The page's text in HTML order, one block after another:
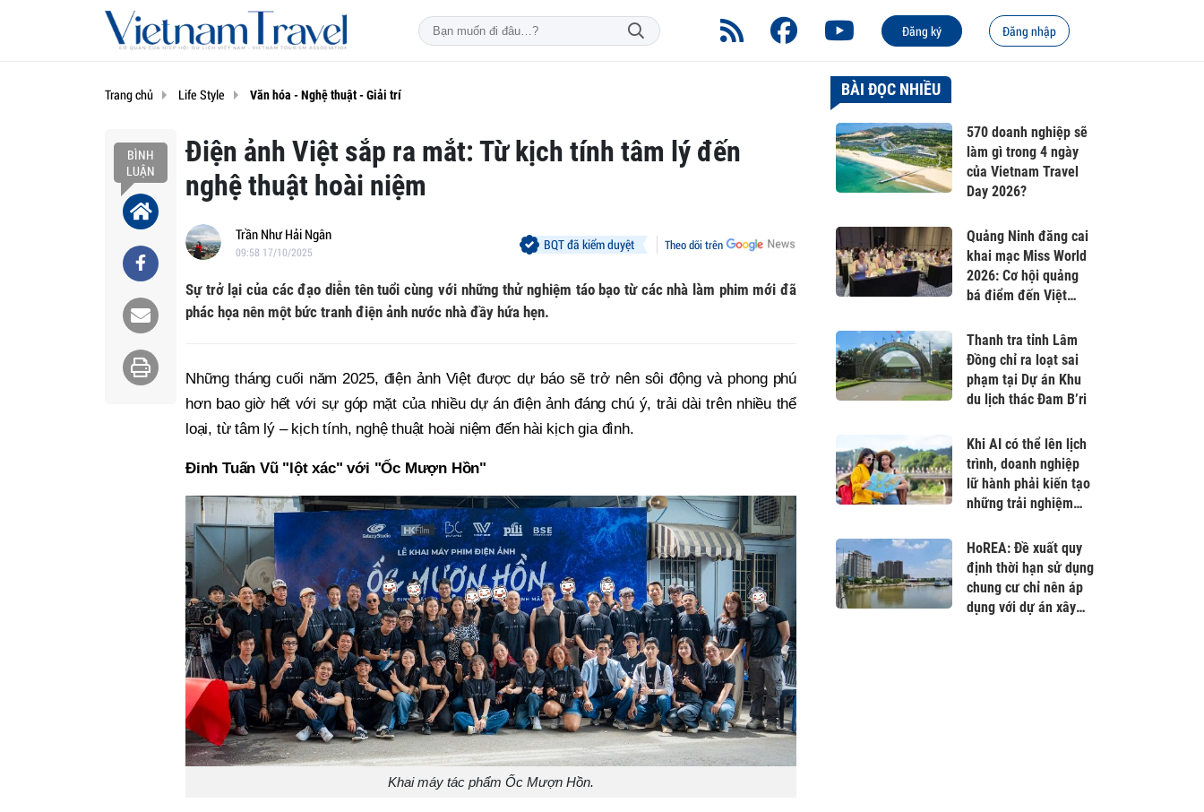
Đăng ký Đăng nhập
Trang chủ Life Style Văn hóa - Nghệ thuật - Giải trí
BÌNH
LUẬN
Điện ảnh Việt sắp ra mắt: Từ kịch tính tâm lý đến
nghệ thuật hoài niệm
Trần Như Hải Ngân
09:58 17/10/2025 Theo dõi trên
BQT đã kiểm duyệt
Sự trở lại của các đạo diễn tên tuổi cùng với những thử nghiệm táo bạo từ các nhà làm phim mới đã
phác họa nên một bức tranh điện ảnh nước nhà đầy hứa hẹn.
Những tháng cuối năm 2025, điện ảnh Việt được dự báo sẽ trở nên sôi động và phong phú
hơn bao giờ hết với sự góp mặt của nhiều dự án điện ảnh đáng chú ý, trải dài trên nhiều thể
loại, từ tâm lý – kịch tính, nghệ thuật hoài niệm đến hài kịch gia đình.
Đinh Tuấn Vũ "lột xác" với "Ốc Mượn Hồn"
Khai máy tác phẩm Ốc Mượn Hồn.
BÀI ĐỌC NHIỀU
570 doanh nghiệp sẽ
làm gì trong 4 ngày
của Vietnam Travel
Day 2026?
Quảng Ninh đăng cai
khai mạc Miss World
2026: Cơ hội quảng
bá điểm đến Việt
Thanh tra tỉnh Lâm
Đồng chỉ ra loạt sai
phạm tại Dự án Khu
du lịch thác Đam B’ri
Khi AI có thể lên lịch
trình, doanh nghiệp
lữ hành phải kiến tạo
những trải nghiệm
HoREA: Đề xuất quy
định thời hạn sử dụng
chung cư chỉ nên áp
dụng với dự án xây